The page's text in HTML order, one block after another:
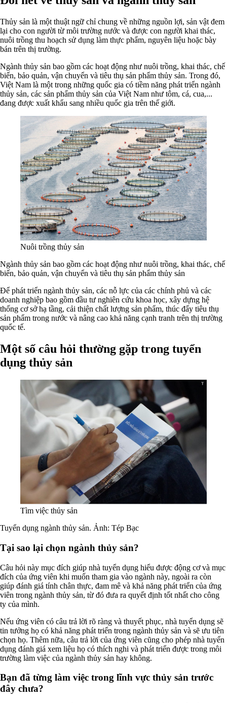
Thủy sản là một thuật ngữ chỉ chung về những nguồn lợi, sản vật đem
lại cho con người từ môi trường nước và được con người khai thác,
nuôi trồng thu hoạch sử dụng làm thực phẩm, nguyên liệu hoặc bày
bán trên thị trường.
Ngành thủy sản bao gồm các hoạt động như nuôi trồng, khai thác, chế
biến, bảo quản, vận chuyển và tiêu thụ sản phẩm thủy sản. Trong đó,
Việt Nam là một trong những quốc gia có tiềm năng phát triển ngành
thủy sản, các sản phẩm thủy sản của Việt Nam như tôm, cá, cua,...
đang được xuất khẩu sang nhiều quốc gia trên thế giới.
Nuôi trồng thủy sản
Ngành thủy sản bao gồm các hoạt động như nuôi trồng, khai thác, chế
biến, bảo quản, vận chuyển và tiêu thụ sản phẩm thủy sản
Để phát triển ngành thủy sản, các nỗ lực của các chính phủ và các
doanh nghiệp bao gồm đầu tư nghiên cứu khoa học, xây dựng hệ
thống cơ sở hạ tầng, cải thiện chất lượng sản phẩm, thúc đẩy tiêu thụ
sản phẩm trong nước và nâng cao khả năng cạnh tranh trên thị trường
quốc tế.
Một số câu hỏi thường gặp trong tuyển
dụng thủy sản
Tìm việc thủy sản
Tuyển dụng ngành thủy sản. Ảnh: Tép Bạc
Tại sao lại chọn ngành thủy sản?
Câu hỏi này mục đích giúp nhà tuyển dụng hiểu được động cơ và mục
đích của ứng viên khi muốn tham gia vào ngành này, ngoài ra còn
giúp đánh giá tính chân thực, đam mê và khả năng phát triển của ứng
viên trong ngành thủy sản, từ đó đưa ra quyết định tốt nhất cho công
ty của mình.
Nếu ứng viên có câu trả lời rõ ràng và thuyết phục, nhà tuyển dụng sẽ
tin tưởng họ có khả năng phát triển trong ngành thủy sản và sẽ ưu tiên
chọn họ. Thêm nữa, câu trả lời của ứng viên cũng cho phép nhà tuyển
dụng đánh giá xem liệu họ có thích nghi và phát triển được trong môi
trường làm việc của ngành thủy sản hay không.
Bạn đã từng làm việc trong lĩnh vực thủy sản trước
đây chưa?